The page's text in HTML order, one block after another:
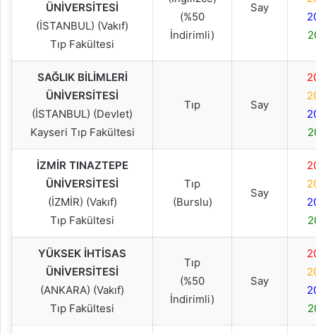
ÜNİVERSİTESİ
(İSTANBUL) (Vakıf)
Tıp Fakültesi
(%50
İndirimli)
Say
SAĞLIK BİLİMLERİ
ÜNİVERSİTESİ
(İSTANBUL) (Devlet)
Kayseri Tıp Fakültesi
Tıp Say
İZMİR TINAZTEPE
ÜNİVERSİTESİ
(İZMİR) (Vakıf)
Tıp Fakültesi
Tıp
(Burslu)
Say
YÜKSEK İHTİSAS
ÜNİVERSİTESİ
(ANKARA) (Vakıf)
Tıp Fakültesi
Tıp
(%50
İndirimli)
Say